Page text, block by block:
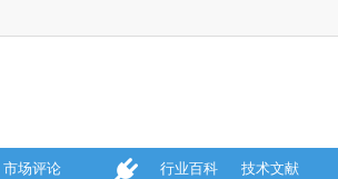
市场评论
行业百科
技术文献